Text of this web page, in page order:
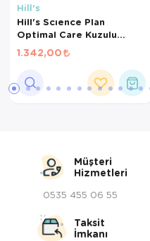
Hill's
Hill's Scıence Plan
Optimal Care Kuzulu
Yetişkin Kedi Maması 1,5
Kg
1.342,00
Müşteri
Hizmetleri
0535 455 06 55
Taksit
İmkanı